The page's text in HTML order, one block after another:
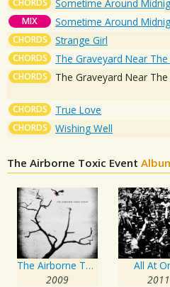
CHORDS Sometime Around
MIX Sometime Around
CHORDS Strange Girl
CHORDS The Graveyard Near
CHORDS The Graveyard Near
CHORDS True Love
CHORDS Wishing Well
The Airborne Toxic Event
The Airborne Toxic Event
2009
All At
2011